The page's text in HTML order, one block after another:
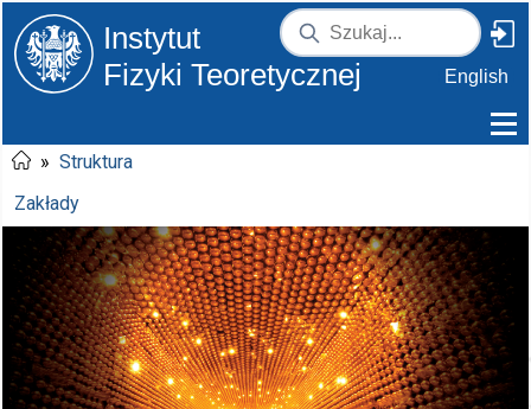
Instytut
Fizyki Teoretycznej
English
» Struktura
Zakłady